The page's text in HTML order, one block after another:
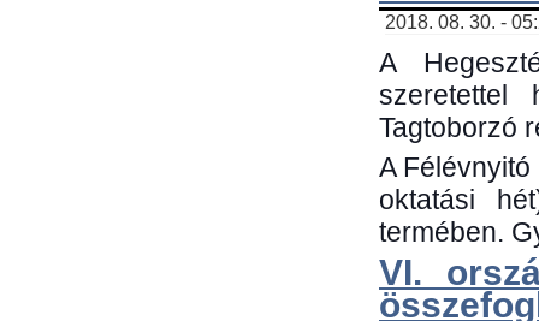
2018. 08. 30. -
A
szeretettel
Tagtoborzó
A
oktatási
termében.
VI.